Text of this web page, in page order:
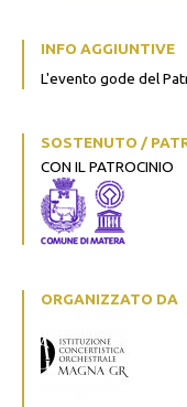
INFO AGGIUNTIVE
L'evento gode del
SOSTENUTO /
CON IL PATROCINIO
ORGANIZZATO DA